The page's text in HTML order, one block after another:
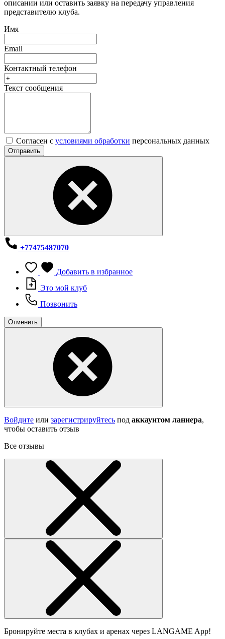
описании или оставить заявку на передачу управления
представителю клуба.
Имя
Email
Контактный телефон
Текст сообщения
Согласен с условиями обработки персональных данных
Отправить
+77475487070
Добавить в избранное
Это мой клуб
Позвонить
Отменить
Войдите или зарегистрируйтесь под аккаунтом ланнера,
чтобы оставить отзыв
Все отзывы
Бронируйте места в клубах и аренах через LANGAME App!